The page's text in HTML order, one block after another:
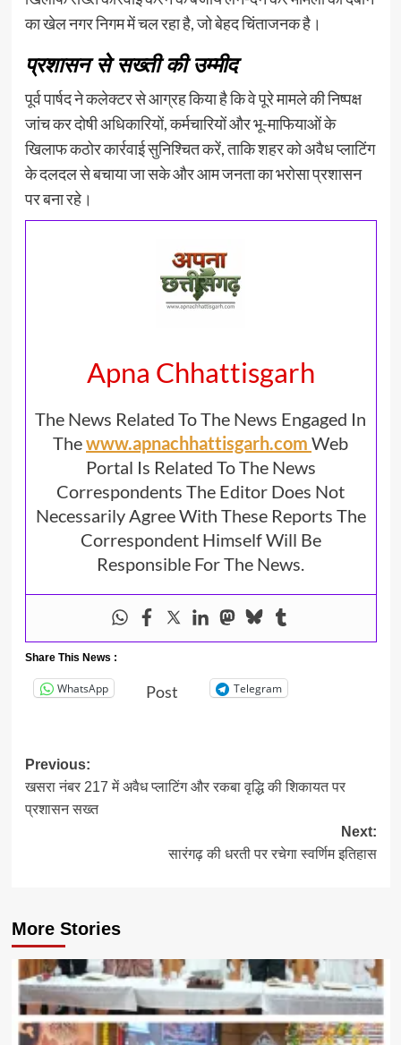
का खेल नगर निगम में चल रहा है, जो बेहद चिंताजनक है।
प्रशासन से सख्ती की उम्मीद
पूर्व पार्षद ने कलेक्टर से आग्रह किया है कि वे पूरे मामले की निष्पक्ष
जांच कर दोषी अधिकारियों, कर्मचारियों और भू-माफियाओं के
खिलाफ कठोर कार्रवाई सुनिश्चित करें, ताकि शहर को अवैध प्लाटिंग
के दलदल से बचाया जा सके और आम जनता का भरोसा प्रशासन
पर बना रहे।
Apna Chhattisgarh
The News Related To The News Engaged In
Thewww.apnachhattisgarh.com Web
Portal Is Related To The News
Correspondents The Editor Does Not
Necessarily Agree With These Reports The
Correspondent Himself Will Be
Responsible For The News.
Share This News :
WhatsApp Post Telegram
Post
navigation
Previous:
खसरा नंबर 217 में अवैध प्लाटिंग और रकबा वृद्धि की शिकायत पर
प्रशासन सख्त
Next:
सारंगढ़ की धरती पर रचेगा स्वर्णिम इतिहास
More Stories